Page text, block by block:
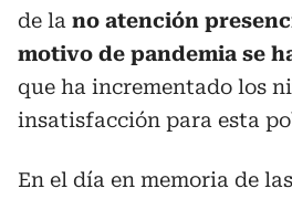
de la no atención
motivo de pandemia se
que ha incrementado los
insatisfacción para esta
En el día en memoria de